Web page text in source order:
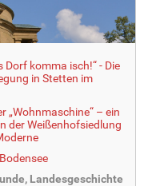
Dorf komma isch!“ - Die
in Stetten im
„Wohnmaschine“ – ein
der Weißenhofsiedlung
Landesgeschichte